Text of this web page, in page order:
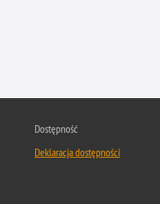
Dostępność
Deklaracja dostępności